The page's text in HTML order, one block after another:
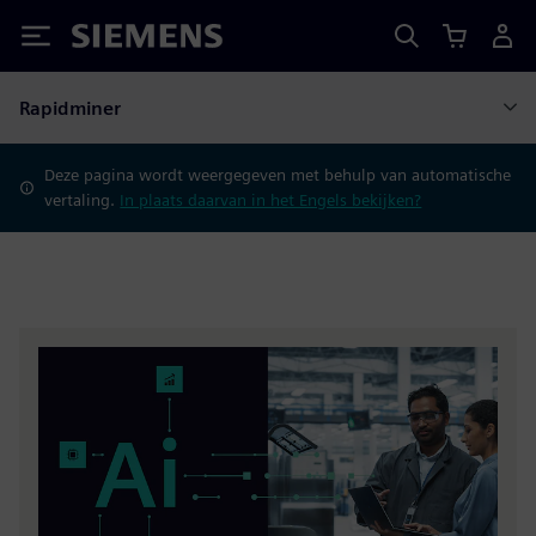
Siemens
Rapidminer
Deze pagina wordt weergegeven met behulp van automatische
vertaling. In plaats daarvan in het Engels bekijken?